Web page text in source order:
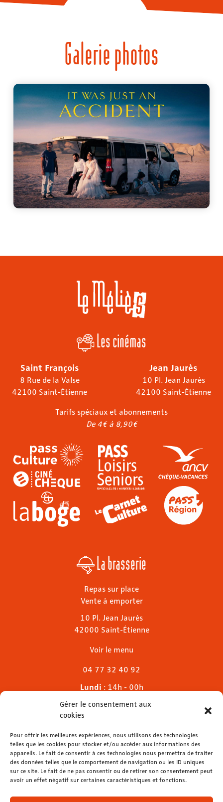
Gérer le consentement aux
cookies
Pour offrir les meilleures expériences, nous utilisons des technologies
telles que les cookies pour stocker et/ou accéder aux informations des
appareils. Le fait de consentir à ces technologies nous permettra de traiter
des données telles que le comportement de navigation ou les ID uniques
sur ce site. Le fait de ne pas consentir ou de retirer son consentement peut
avoir un effet négatif sur certaines caractéristiques et fonctions.
Galerie photos
Les cinémas
Saint François
8 Rue de la Valse
42100 Saint-Étienne
Jean Jaurès
10 Pl. Jean Jaurès
42100 Saint-Étienne
Tarifs spéciaux et abonnements
De 4€ à 8,90€
La brasserie
Repas sur place
Vente à emporter
10 Pl. Jean Jaurès
42000 Saint-Étienne
Voir le menu
04 77 32 40 92
Lundi : 14h - 00h
Mardi & mercredi
Jeudi
Dimanche: 11h - 00h
04 77 32 32 01